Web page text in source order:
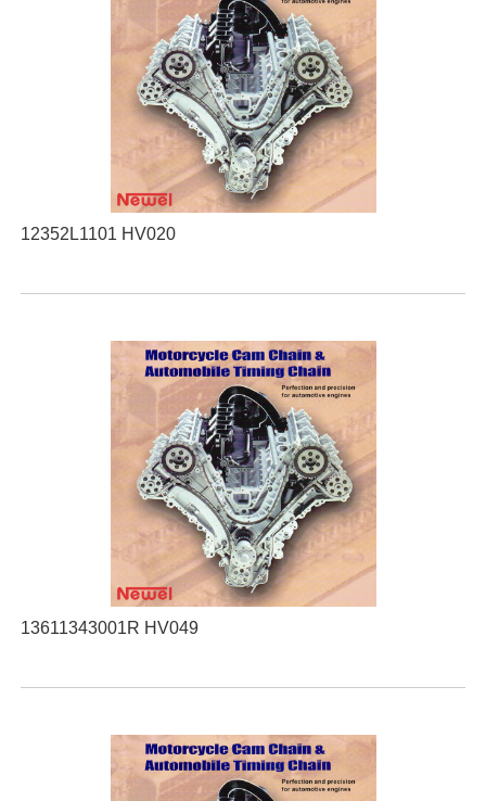
12352L1101 HV020
13611343001R HV049